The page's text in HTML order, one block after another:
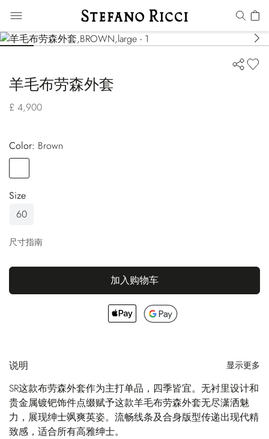
羊毛布劳森外套
£ 4,900
Color:
brown
Size
60
尺寸指南
加入购物车
说明 显示更多
SR这款布劳森外套作为主打单品，四季皆宜。无衬里设计和
贵金属镀钯饰件点缀赋予这款羊毛布劳森外套无尽潇洒魅
力，展现绅士飒爽英姿。流畅线条及合身版型传递出现代精
致感，适合所有高雅绅士。